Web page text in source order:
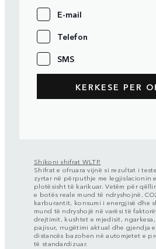
E-mail
Telefon
SMS
Shikoni shifrat WLTP.
Shifrat e ofruara vijnë si rezultat i
zyrtar në përputhje me legjislacionin
plotësisht të karikuar. Vetëm për
e botës reale mund të ndryshojnë.
karburantit, konsumi i energjisë dhe
mund të ndryshojë në varësi të
drejtimit, kushtet e mjedisit,
pajisur, rrugëtimi aktual dhe gjendja
distancës bazohen në automjetet e
të standardizuar.